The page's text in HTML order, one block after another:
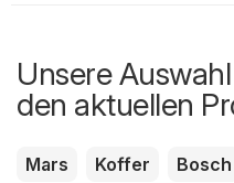
Unsere
den aktuellen
Mars Koffer Bosch